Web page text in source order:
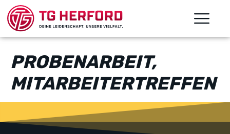
PROBENARBEIT,
MITARBEITERTREFFEN